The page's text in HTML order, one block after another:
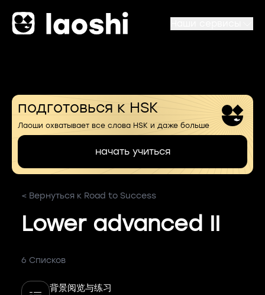
подготовься к HSK
Лаоши охватывает все слова HSK и даже больше
начать учиться
< Вернуться к Road to Success
Lower advanced II
6 Списков
背景阅览与练习